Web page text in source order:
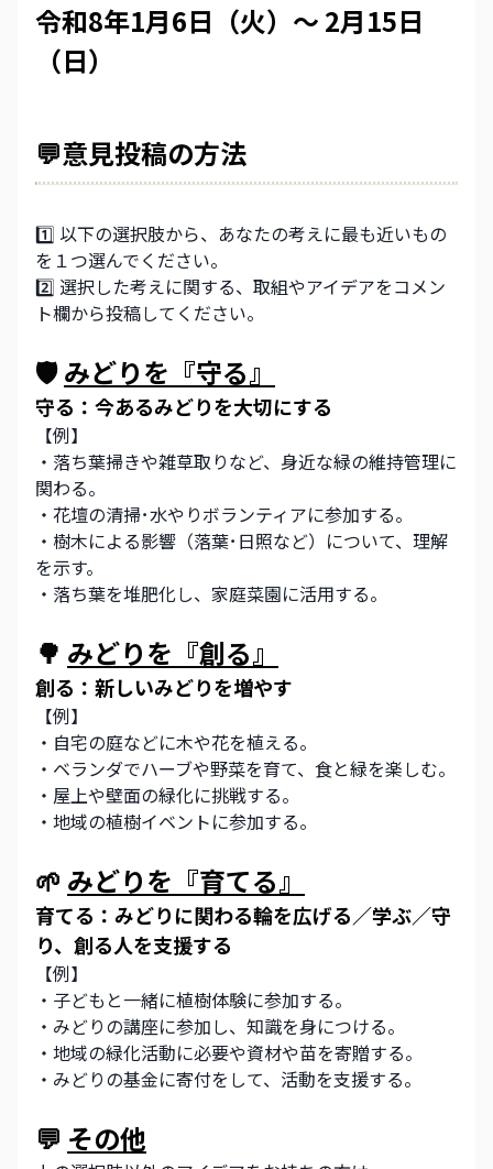
令和8年1月6日（火）～ 2月15日
（日）
💬意見投稿の方法
1️⃣ 以下の選択肢から、あなたの考えに最も近いもの
を１つ選んでください。
2️⃣ 選択した考えに関する、取組やアイデアをコメン
ト欄から投稿してください。
🛡️ みどりを『守る』
守る：今あるみどりを大切にする
【例】
・落ち葉掃きや雑草取りなど、身近な緑の維持管理に
関わる。
・花壇の清掃･水やりボランティアに参加する。
・樹木による影響（落葉･日照など）について、理解
を示す。
・落ち葉を堆肥化し、家庭菜園に活用する。
🌳 みどりを『創る』
創る：新しいみどりを増やす
【例】
・自宅の庭などに木や花を植える。
・ベランダでハーブや野菜を育て、食と緑を楽しむ。
・屋上や壁面の緑化に挑戦する。
・地域の植樹イベントに参加する。
🌱 みどりを『育てる』
育てる：みどりに関わる輪を広げる／学ぶ／守
り、創る人を支援する
【例】
・子どもと一緒に植樹体験に参加する。
・みどりの講座に参加し、知識を身につける。
・地域の緑化活動に必要や資材や苗を寄贈する。
・みどりの基金に寄付をして、活動を支援する。
💬 その他